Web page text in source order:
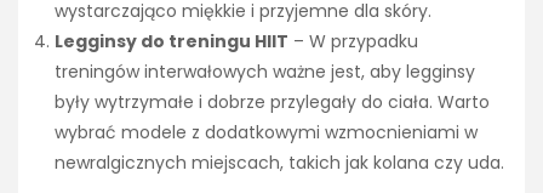
wystarczająco miękkie i przyjemne dla skóry.
Legginsy do treningu HIIT – W przypadku
treningów interwałowych ważne jest, aby legginsy
były wytrzymałe i dobrze przylegały do ciała. Warto
wybrać modele z dodatkowymi wzmocnieniami w
newralgicznych miejscach, takich jak kolana czy uda.